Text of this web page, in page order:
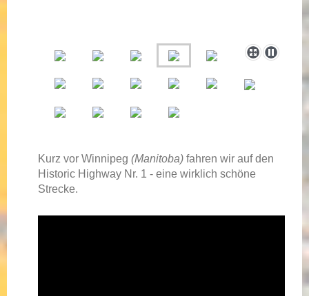
Kurz vor Winnipeg (Manitoba) fahren wir auf den
Historic Highway Nr. 1 - eine wirklich schöne
Strecke.